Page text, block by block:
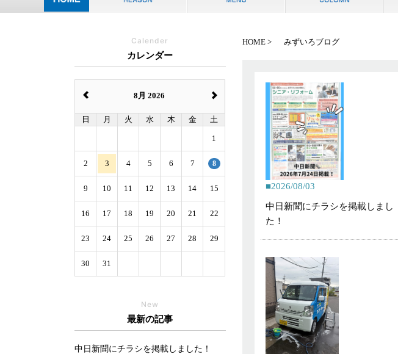
HOME みずいろブログ
2026/08/03
中日新聞にチラシを掲載しまし
た！
Calender
カレンダー
8月 2026
日 月 火 水 木 金 土
1
2 3 4 5 6 7 8
9 10 11 12 13 14 15
16 17 18 19 20 21 22
23 24 25 26 27 28 29
30 31
New
最新の記事
中日新聞にチラシを掲載しました！